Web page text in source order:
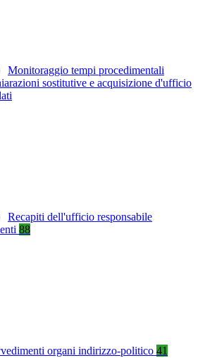
Monitoraggio tempi procedimentali
sostitutive e acquisizione d'ufficio
Recapiti dell'ufficio responsabile
88
organi indirizzo-politico 41